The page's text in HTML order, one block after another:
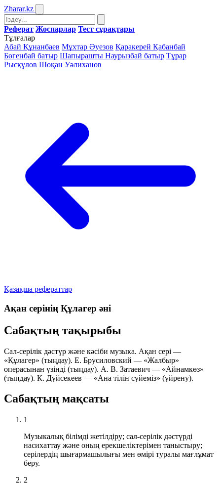
Zharar.kz
Реферат Жоспарлар Тест сұрақтары
Тұлғалар
Абай Құнанбаев Мұхтар Әуезов Қаракерей Қабанбай
Бөгенбай батыр Шапырашты Наурызбай батыр Тұрар
Рысқұлов Шоқан Уәлиханов
Қазақша рефераттар
Ақан серінің Құлагер әні
Сабақтың тақырыбы
Сал-серілік дәстүр және кәсіби музыка. Ақан сері —
«Құлагер» (тыңдау). Е. Брусиловский — «Жалбыр»
операсынан үзінді (тыңдау). А. В. Затаевич — «Айнамкөз»
(тыңдау). К. Дүйсекеев — «Ана тілін сүйеміз» (үйрену).
Сабақтың мақсаты
1
Музыкалық білімді жетілдіру; сал-серілік дәстүрді
насихаттау және оның ерекшеліктерімен таныстыру;
серілердің шығармашылығы мен өмірі туралы мағлұмат
беру.
2